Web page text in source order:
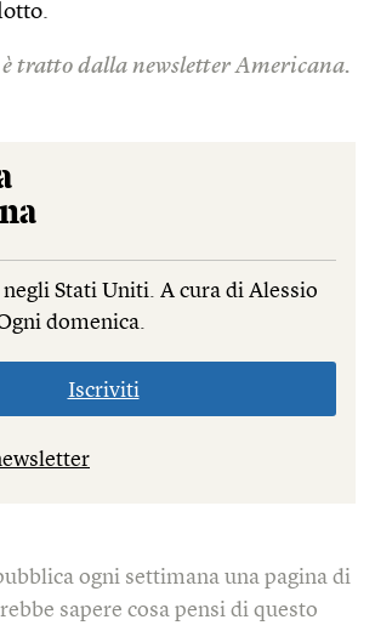
tratto dalla newsletter Americana.
negli Stati Uniti. A cura di Alessio
domenica.
Iscriviti
ogni settimana una pagina di
sapere cosa pensi di questo